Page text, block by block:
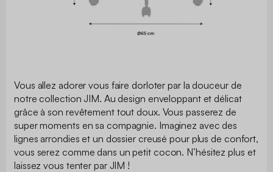
Vous allez adorer vous faire dorloter par la douceur de
notre collection JIM. Au design enveloppant et délicat
grâce à son revêtement tout doux. Vous passerez de
super moments en sa compagnie. Imaginez avec des
lignes arrondies et un dossier creusé pour plus de confort,
vous serez comme dans un petit cocon. N’hésitez plus et
laissez vous tenter par JIM !